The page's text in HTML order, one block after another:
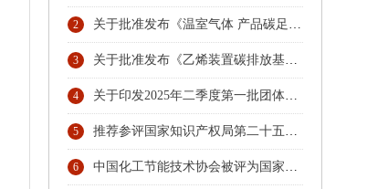
2 关于批准发布《温室气体 产品碳足迹量化方法与要求 硝酸》团体标准的公告
3 关于批准发布《乙烯装置碳排放基准》《环氧乙烷乙二醇装置碳排放基准》团体标准的公告
4 关于印发2025年二季度第一批团体标准项目计划的通知
5 推荐参评国家知识产权局第二十五届中国专利奖专利名单的公示
6 中国化工节能技术协会被评为国家4A级社会组织